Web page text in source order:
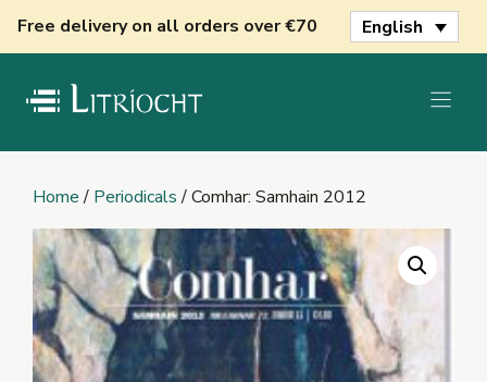
Free delivery on all orders over €70 English
Home/ Periodicals/ Comhar: Samhain 2012